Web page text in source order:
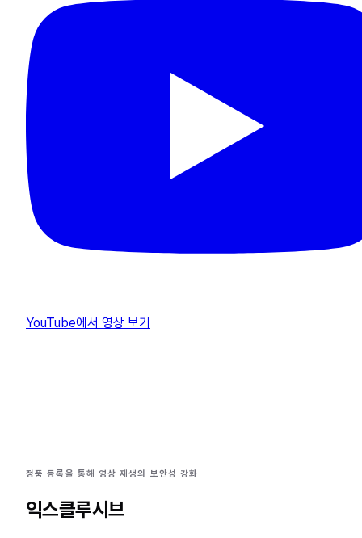
YouTube에서 영상 보기
정품 등록을 통해 영상 재생의 보안성 강화
익스클루시브